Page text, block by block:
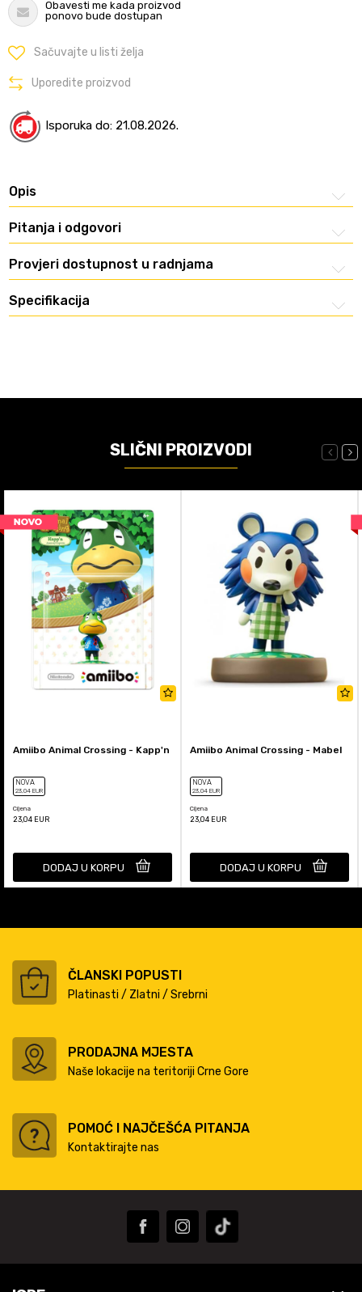
Obavesti me kada proizvod
ponovo bude dostupan
Sačuvajte u listi želja
Uporedite proizvod
Isporuka do: 21.08.2026.
Opis
Pitanja i odgovori
Provjeri dostupnost u radnjama
Specifikacija
SLIČNI PROIZVODI
Amiibo Animal Crossing - Kapp'n
NOVA
23,04 EUR
Cijena
23,04 EUR
DODAJ U KORPU
Amiibo Animal Crossing - Mabel
NOVA
23,04 EUR
Cijena
23,04 EUR
DODAJ U KORPU
ČLANSKI POPUSTI
Platinasti / Zlatni / Srebrni
PRODAJNA MJESTA
Naše lokacije na teritoriji Crne Gore
POMOĆ I NAJČEŠĆA PITANJA
Kontaktirajte nas